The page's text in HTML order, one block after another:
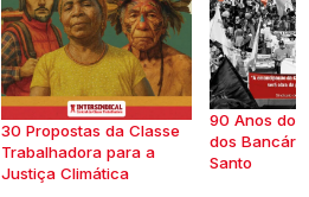
30 Propostas da Classe
Trabalhadora para a
Justiça Climática
90 Anos do
dos
Santo